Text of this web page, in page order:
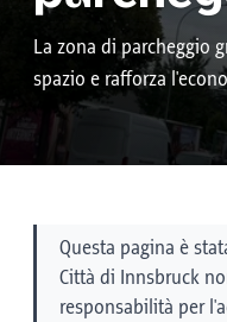
La zona di parcheggio
spazio e rafforza
Questa pagina è
Città di Innsbruck
responsabilità per